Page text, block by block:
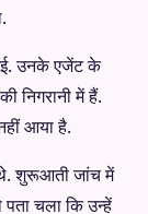
उनके एजेंट के
निगरानी में हैं.
आया है.
थे. शुरूआती जांच में
पता चला कि उन्हें